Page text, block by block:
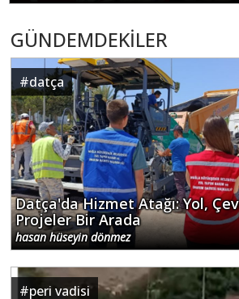
GÜNDEMDEKİLER
#datça
Datça'da Hizmet Atağı: Yol,
Projeler Bir Arada
hasan hüseyin dönmez
#peri vadisi